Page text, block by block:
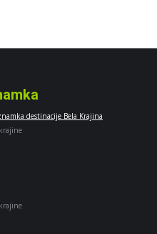
destinacije Bela Krajina